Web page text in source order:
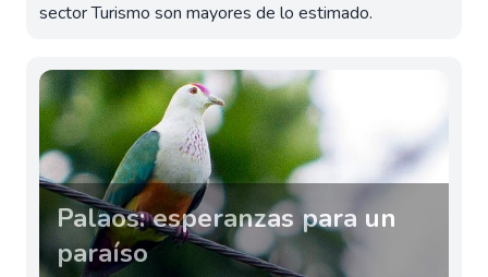
sector Turismo son mayores de lo estimado.
Palaos: esperanzas para un
paraíso